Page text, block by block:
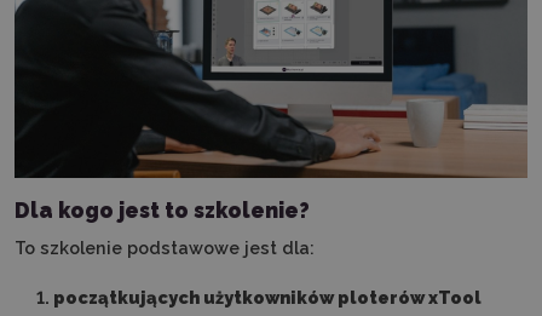
Dla kogo jest to szkolenie?
To szkolenie podstawowe jest dla:
początkujących użytkowników ploterów xTool